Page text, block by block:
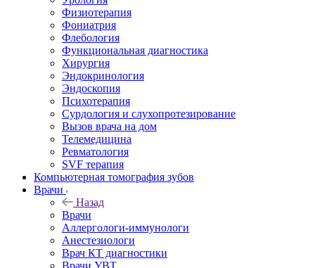
Физиотерапия
Фониатрия
Флебология
Функциональная диагностика
Хирургия
Эндокринология
Эндоскопия
Психотерапия
Сурдология и слухопротезирование
Вызов врача на дом
Телемедицина
Ревматология
SVF терапия
Компьютерная томография зубов
Врачи
Назад
Врачи
Аллергологи-иммунологи
Анестезиологи
Врач КТ диагностики
Врачи УВТ